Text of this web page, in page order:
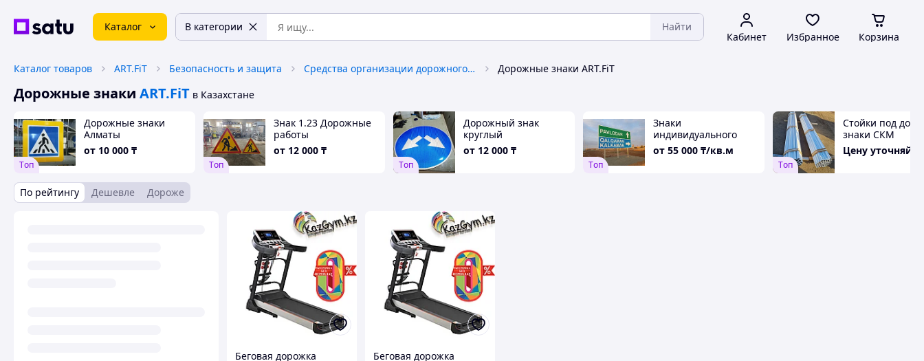
Каталог В категории Найти
Кабинет Избранное Корзина
Каталог товаров ART.FiT Безопасность и защита Средства организации дорожного движения Дорожные знаки ART.FiT
Дорожные знаки ART.FiT в Казахстане
Tоп
Дорожные знаки
Алматы
от 10 000 ₸
Tоп
Знак 1.23 Дорожные
работы
от 12 000 ₸
Tоп
Дорожный знак
круглый
от 12 000 ₸
Tоп
Знаки
индивидуального
проектирования
от 55 000 ₸/кв.м
Tоп
Стойки под
знаки СКМ
Цену уточняйте
По рейтингу Дешевле Дороже
Беговая дорожка Беговая дорожка